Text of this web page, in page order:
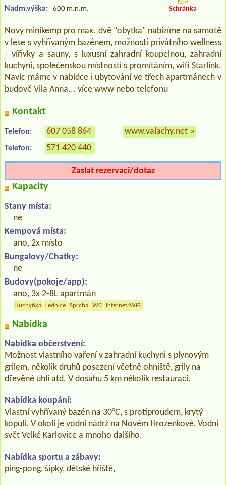
Nadm.výška: 600 m.n.m. Schránka
Nový minikemp pro max. dvě "obytka" nabízíme na samotě
v lese s vyhřívaným bazénem, možností privátního wellness
- vířivky a sauny, s luxusní zahradní koupelnou, zahradní
kuchyní, společenskou místností s promítáním, wifi Starlink.
Navíc máme v nabídce i ubytování ve třech apartmánech v
budově Vila Anna... více www nebo telefonu
Kontakt
Telefon: 607 058 864
Telefon: 571 420 440
www.valachy.net »
Zaslat rezervaci/dotaz
Kapacity
Stany místa:
ne
Kempová místa:
ano, 2x místo
Bungalovy/Chatky:
ne
Budovy(pokoje/app):
ano, 3x 2-8L apartmán
Kuchyňka Lednice Sprcha WC Internet/WiFi
Nabídka
Nabídka občerstvení:
Možnost vlastního vaření v zahradní kuchyni s plynovým
grilem, několik druhů posezení včetně ohniště, grily na
dřevěné uhlí atd. V dosahu 5 km několik restaurací.
Nabídka koupání:
Vlastní vyhřívaný bazén na 30°C, s protiproudem, krytý
kopulí. V okolí je vodní nádrž na Novém Hrozenkově, Vodní
svět Velké Karlovice a mnoho dalšího.
Nabídka sportu a zábavy:
ping-pong, šipky, dětské hřiště,